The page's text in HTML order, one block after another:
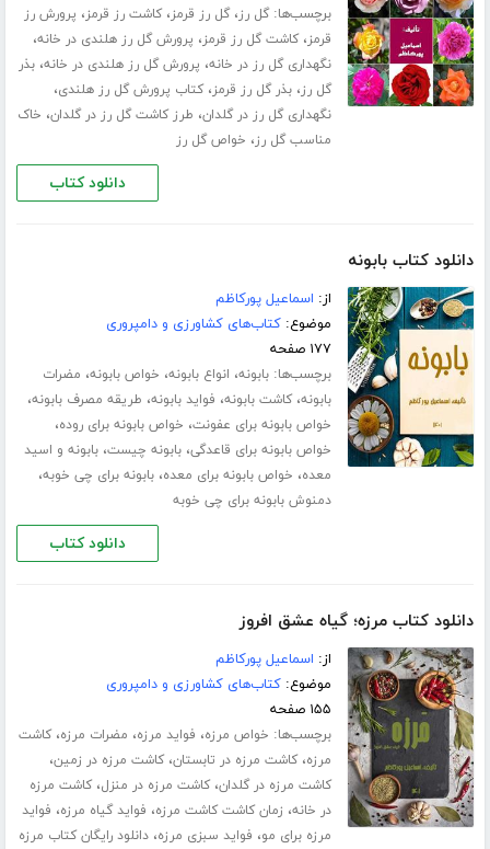
برچسب‌ها:گل رز،گل رز قرمز،کاشت رز قرمز، پرورش رز
قرمز،کاشت گل رز قرمز، پرورش گل رز هلندی در خانه،
نگهداری گل رز در خانه، پرورش گل رز هلندی در خانه،بذر
گل رز،بذر گل رز قرمز،کتاب پرورش گل رز هلندی،
نگهداری گل رز در گلدان، طرز کاشت گل رز در گلدان، خاک
مناسب گل رز، خواص گل رز
دانلود کتاب
دانلود کتاب بابونه
از: اسماعیل پورکاظم
موضوع:کتاب‌های کشاورزی و دامپروری
۱۷۷ صفحه
برچسب‌ها:بابونه، انواع بابونه، خواص بابونه، مضرات
بابونه،کاشت بابونه، فواید بابونه، طریقه مصرف بابونه،
خواص بابونه برای عفونت، خواص بابونه برای روده،
خواص بابونه برای قاعدگی،بابونه چیست،بابونه و اسید
معده، خواص بابونه برای معده،بابونه برای چی خوبه،
دمنوش بابونه برای چی خوبه
دانلود کتاب
دانلود کتاب مرزه؛ گیاه عشق افروز
از: اسماعیل پورکاظم
موضوع:کتاب‌های کشاورزی و دامپروری
۱۵۵ صفحه
برچسب‌ها: خواص مرزه، فواید مرزه، مضرات مرزه،کاشت
مرزه،کاشت مرزه در تابستان،کاشت مرزه در زمین،
کاشت مرزه در گلدان،کاشت مرزه در منزل،کاشت مرزه
در خانه، زمان کاشت کاشت مرزه، فواید گیاه مرزه، فواید
مرزه برای مو، فواید سبزی مرزه،دانلود رایگان کتاب مرزه